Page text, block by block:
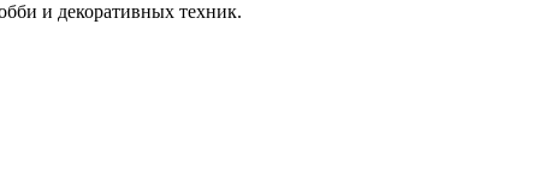
и декоративных техник.